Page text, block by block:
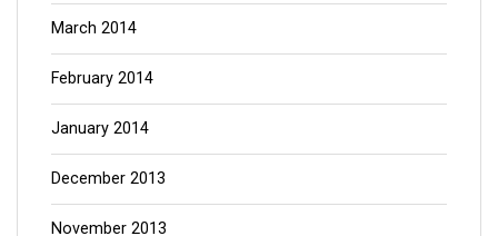
March 2014
February 2014
January 2014
December 2013
November 2013